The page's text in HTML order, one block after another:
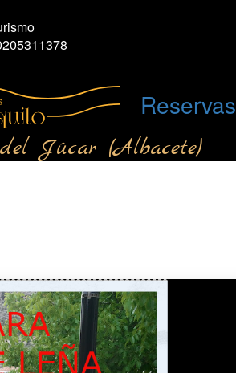
Reservas
Júcar (Albacete)